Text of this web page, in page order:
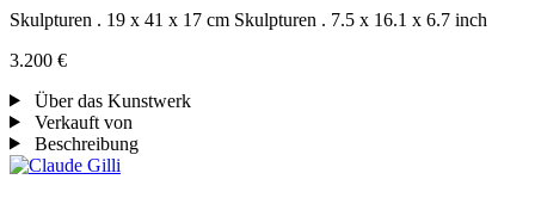
Skulpturen . 19 x 41 x 17 cm Skulpturen . 7.5 x 16.1 x 6.7 inch
3.200 €
Über das Kunstwerk
Verkauft von
Beschreibung